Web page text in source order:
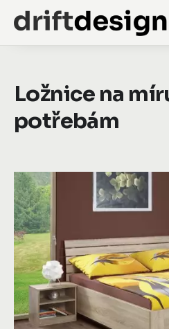
Ložnice na
potřebám